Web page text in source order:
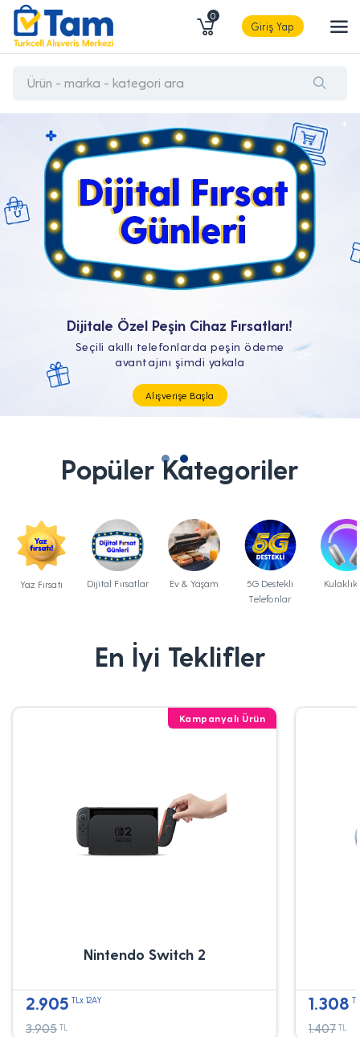
0
Giriş Yap
Tüm Teknolojik İhtiyaçların Tam'da
Popüler Kategoriler
Yaz Fırsatı Dijital Fırsatlar Ev & Yaşam
5G Destekli
Telefonlar
En İyi Teklifler
Kampanyalı Ürün
Nintendo Switch 2
2.905 TLx 12AY
3.905 TL
1.308
1.407 TL